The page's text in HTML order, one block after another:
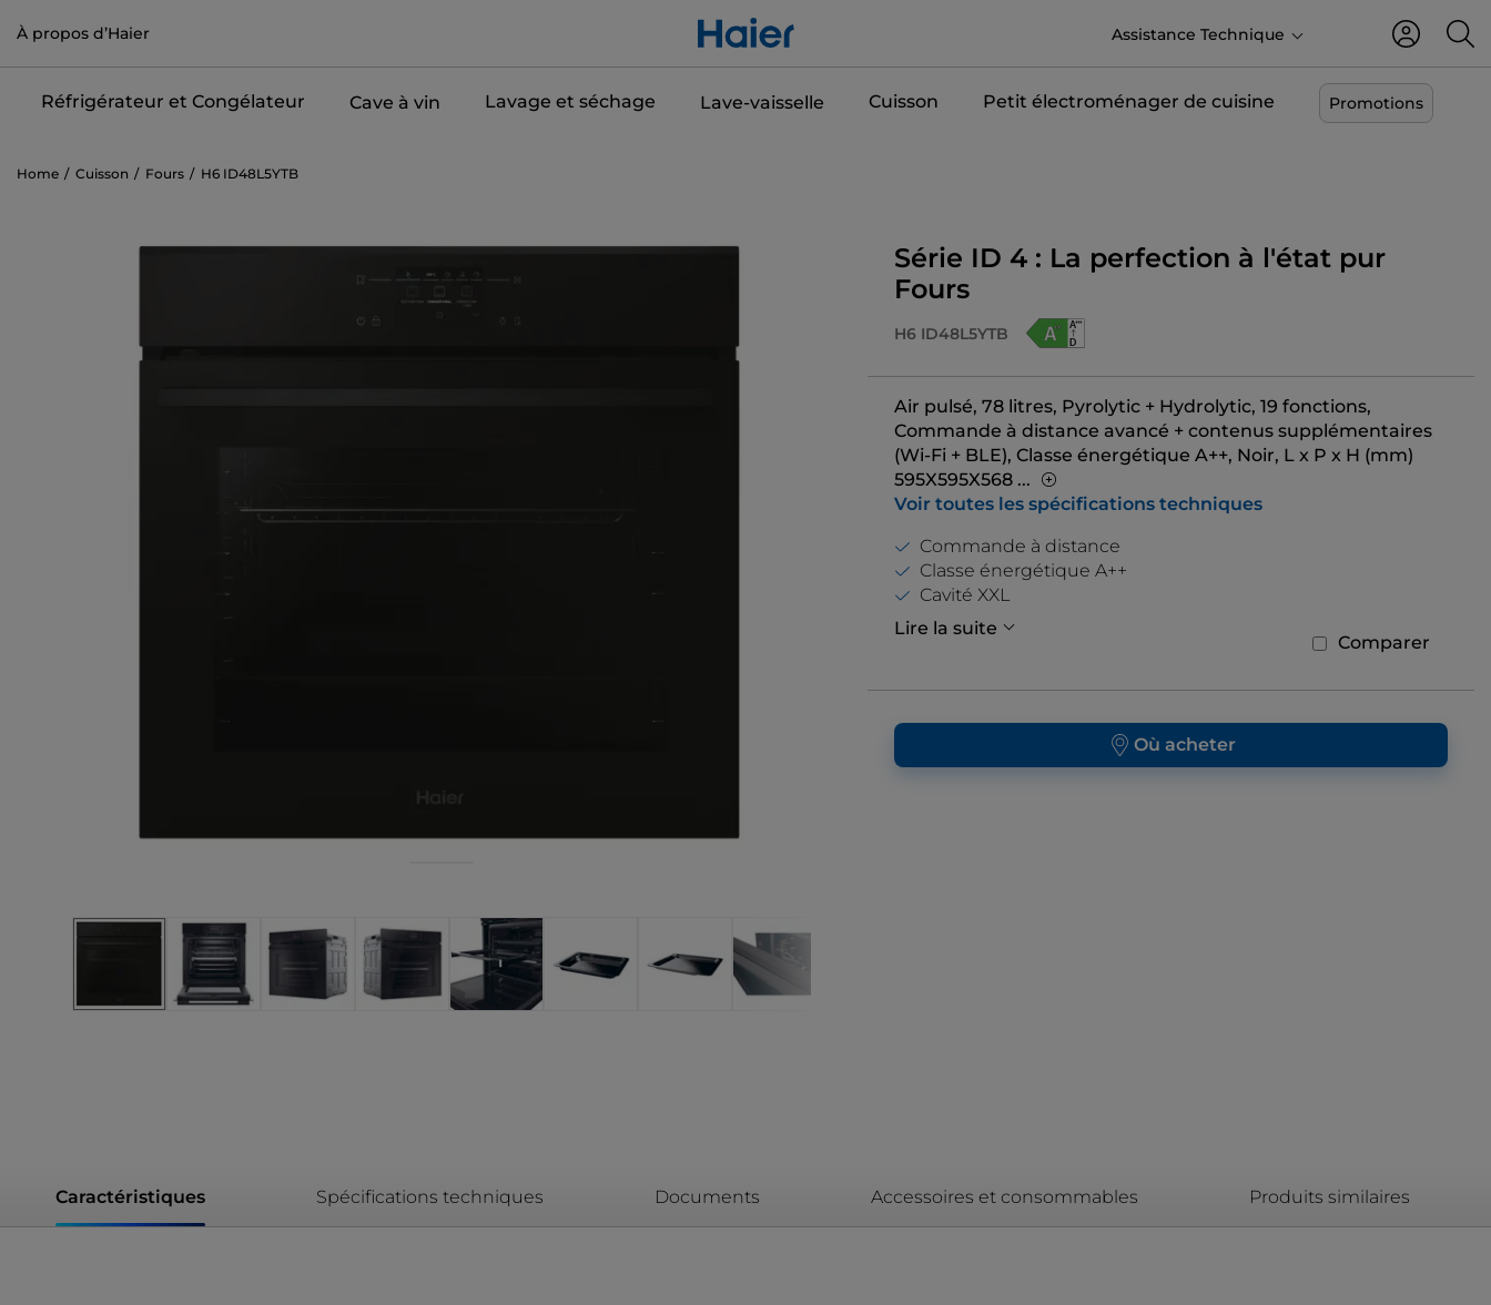
À propos d’Haier Assistance Technique
Réfrigérateur et Congélateur Cave à vin Lavage et séchage Lave-vaisselle Cuisson Petit électroménager de cuisine Promotions
Home Cuisson Fours H6 ID48L5YTB
Série ID 4 : La perfection à l'état pur
Fours
H6 ID48L5YTB
Air pulsé, 78 litres, Pyrolytic + Hydrolytic, 19 fonctions,
Commande à distance avancé + contenus supplémentaires
(Wi-Fi + BLE), Classe énergétique A++, Noir, L x P x H (mm)
595X595X568 ...
Comparer
, Glissières Téléscopiques
Voir toutes les spécifications techniques
Commande à distance
Classe énergétique A++
Cavité XXL
Lire la suite
Où acheter
Caractéristiques Spécifications techniques Documents Accessoires et consommables Produits similaires